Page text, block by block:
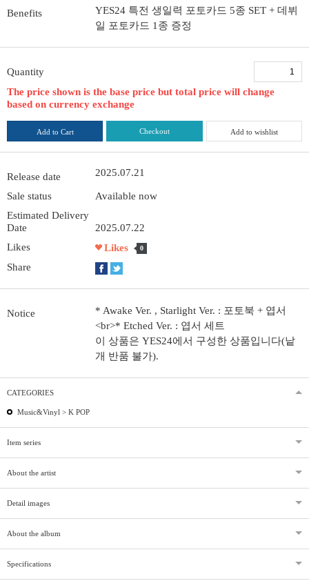
Benefits
YES24 특전 생일력 포토카드 5종 SET + 데뷔
일 포토카드 1종 증정
Quantity
The price shown is the base price but total price will change
based on currency exchange
Add to Cart Checkout Add to wishlist
Release date 2025.07.21
Sale status
Available now
Estimated Delivery
Date
2025.07.22
Likes
Likes 0
Share
Notice
* Awake Ver. , Starlight Ver. : 포토북 + 엽서
<br>* Etched Ver. : 엽서 세트
이 상품은 YES24에서 구성한 상품입니다(낱
개 반품 불가).
CATEGORIES
Music&Vinyl > K POP
Item series
About the artist
Detail images
About the album
Specifications